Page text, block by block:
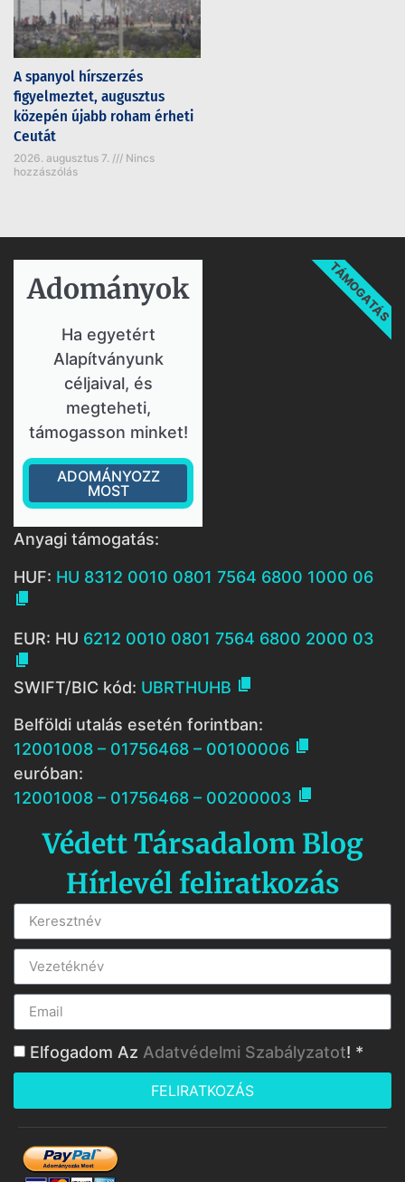
A spanyol hírszerzés
figyelmeztet, augusztus
közepén újabb roham érheti
Ceutát
2026. augusztus 7.
Nincs
hozzászólás
Adományok​
Ha egyetért
Alapítványunk
céljaival, és
megteheti,
támogasson minket!
ADOMÁNYOZZ
MOST
TÁMOGATÁS
Anyagi támogatás:
HUF: HU 8312 0010 0801 7564 6800 1000 06

EUR: HU 6212 0010 0801 7564 6800 2000 03

SWIFT/BIC kód: UBRTHUHB 
Belföldi utalás esetén forintban:
12001008 – 01756468 – 00100006 
euróban:
12001008 – 01756468 – 00200003 
Védett Társadalom Blog
Hírlevél feliratkozás
Elfogadom Az Adatvédelmi Szabályzatot! *
FELIRATKOZÁS